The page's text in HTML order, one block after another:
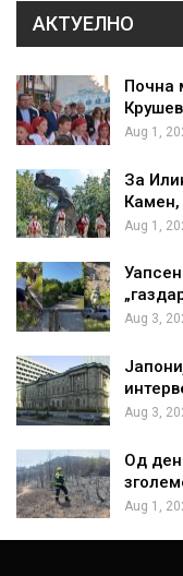
АКТУЕЛНО
Почна
Aug 1,
За
Aug 1,
Aug 3,
Aug 3,
Од
Aug 1,